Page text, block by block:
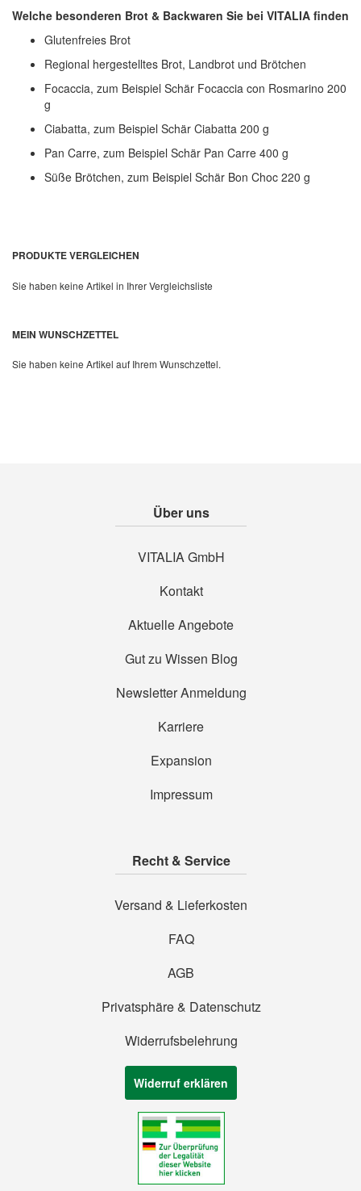
Welche besonderen Brot & Backwaren Sie bei VITALIA finden
Glutenfreies Brot
Regional hergestelltes Brot, Landbrot und Brötchen
Focaccia, zum Beispiel Schär Focaccia con Rosmarino 200
g
Ciabatta, zum Beispiel Schär Ciabatta 200 g
Pan Carre, zum Beispiel Schär Pan Carre 400 g
Süße Brötchen, zum Beispiel Schär Bon Choc 220 g
PRODUKTE VERGLEICHEN
Sie haben keine Artikel in Ihrer Vergleichsliste
MEIN WUNSCHZETTEL
Sie haben keine Artikel auf Ihrem Wunschzettel.
Über uns
VITALIA GmbH
Kontakt
Aktuelle Angebote
Gut zu Wissen Blog
Newsletter Anmeldung
Karriere
Expansion
Impressum
Recht & Service
Versand & Lieferkosten
FAQ
AGB
Privatsphäre & Datenschutz
Widerrufsbelehrung
Widerruf erklären